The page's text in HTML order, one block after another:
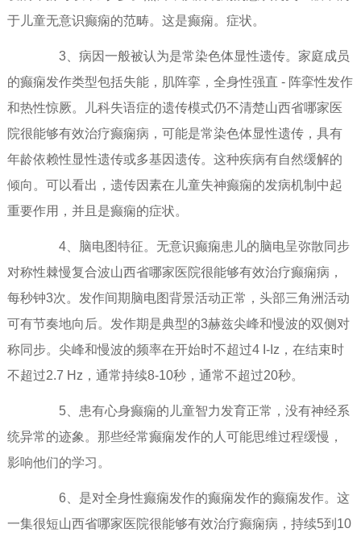
于儿童无意识癫痫的范畴。这是癫痫。症状。
3、病因一般被认为是常染色体显性遗传。家庭成员
的癫痫发作类型包括失能，肌阵挛，全身性强直 - 阵挛性发作
和热性惊厥。儿科失语症的遗传模式仍不清楚山西省哪家医
院很能够有效治疗癫痫病，可能是常染色体显性遗传，具有
年龄依赖性显性遗传或多基因遗传。这种疾病有自然缓解的
倾向。可以看出，遗传因素在儿童失神癫痫的发病机制中起
重要作用，并且是癫痫的症状。
4、脑电图特征。无意识癫痫患儿的脑电呈弥散同步
对称性棘慢复合波山西省哪家医院很能够有效治疗癫痫病，
每秒钟3次。发作间期脑电图背景活动正常，头部三角洲活动
可有节奏地向后。发作期是典型的3赫兹尖峰和慢波的双侧对
称同步。尖峰和慢波的频率在开始时不超过4 I-Iz，在结束时
不超过2.7 Hz，通常持续8-10秒，通常不超过20秒。
5、患有心身癫痫的儿童智力发育正常，没有神经系
统异常的迹象。那些经常癫痫发作的人可能思维过程缓慢，
影响他们的学习。
6、是对全身性癫痫发作的癫痫发作的癫痫发作。这
一集很短山西省哪家医院很能够有效治疗癫痫病，持续5到10